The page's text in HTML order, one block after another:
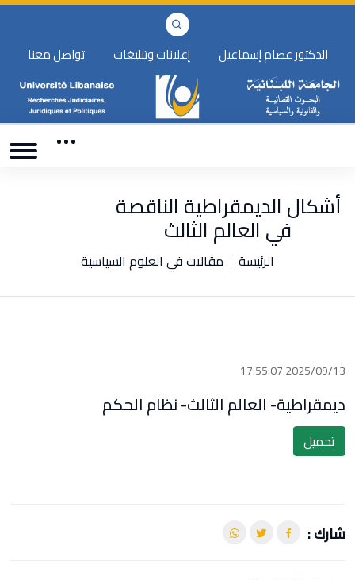
الدكتور عصام إسماعيل إعلانات وتبليغات تواصل معنا
أشكال الديمقراطية الناقصة
في العالم الثالث
الرئيسة مقالات في العلوم السياسية
2025/09/13 17:55:07
ديمقراطية- العالم الثالث- نظام الحكم
تحميل
شارك :